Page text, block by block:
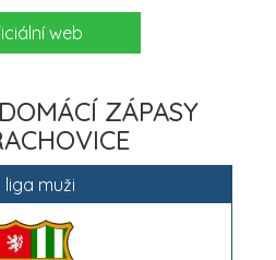
web
ZÁPASY
liga muži